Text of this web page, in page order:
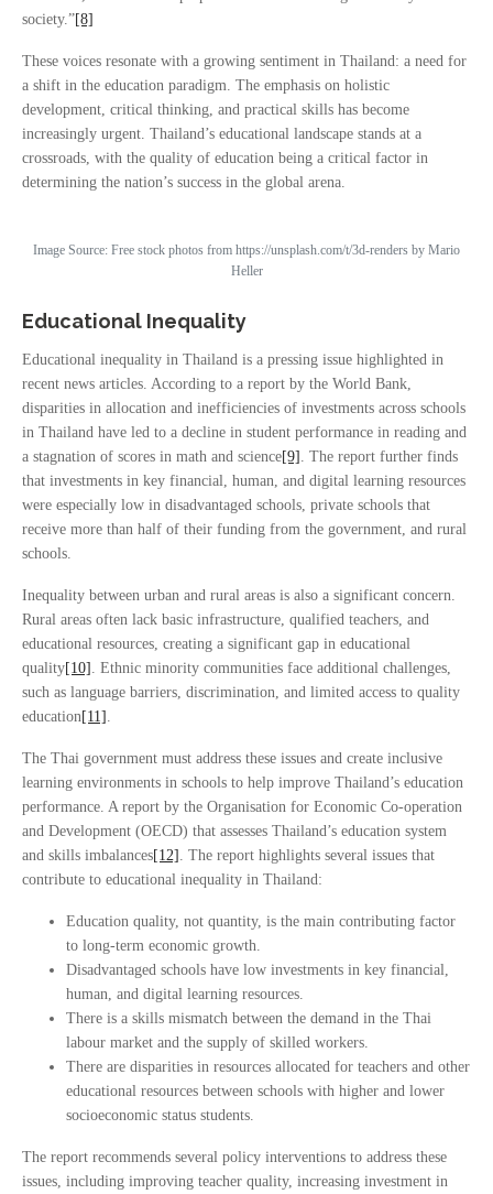
society.”[8]
These voices resonate with a growing sentiment in Thailand: a need for
a shift in the education paradigm. The emphasis on holistic
development, critical thinking, and practical skills has become
increasingly urgent. Thailand’s educational landscape stands at a
crossroads, with the quality of education being a critical factor in
determining the nation’s success in the global arena.
Image Source: Free stock photos from https://unsplash.com/t/3d-renders by Mario
Heller
Educational Inequality
Educational inequality in Thailand is a pressing issue highlighted in
recent news articles. According to a report by the World Bank,
disparities in allocation and inefficiencies of investments across schools
in Thailand have led to a decline in student performance in reading and
a stagnation of scores in math and science[9] . The report further finds
that investments in key financial, human, and digital learning resources
were especially low in disadvantaged schools, private schools that
receive more than half of their funding from the government, and rural
schools.
Inequality between urban and rural areas is also a significant concern.
Rural areas often lack basic infrastructure, qualified teachers, and
educational resources, creating a significant gap in educational
quality[10] . Ethnic minority communities face additional challenges,
such as language barriers, discrimination, and limited access to quality
education[11] .
The Thai government must address these issues and create inclusive
learning environments in schools to help improve Thailand’s education
performance. A report by the Organisation for Economic Co-operation
and Development (OECD) that assesses Thailand’s education system
and skills imbalances[12] . The report highlights several issues that
contribute to educational inequality in Thailand:
Education quality, not quantity, is the main contributing factor
to long-term economic growth.
Disadvantaged schools have low investments in key financial,
human, and digital learning resources.
There is a skills mismatch between the demand in the Thai
labour market and the supply of skilled workers.
There are disparities in resources allocated for teachers and other
educational resources between schools with higher and lower
socioeconomic status students.
The report recommends several policy interventions to address these
issues, including improving teacher quality, increasing investment in